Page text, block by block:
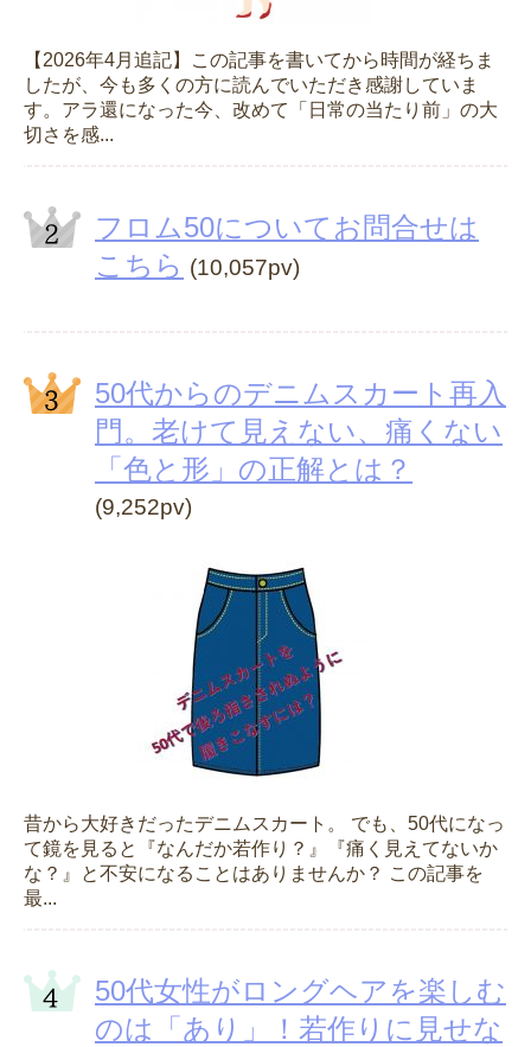
【2026年4月追記】この記事を書いてから時間が経ちま
したが、今も多くの方に読んでいただき感謝していま
す。アラ還になった今、改めて「日常の当たり前」の大
切さを感...
フロム50についてお問合せは
こちら (10,057pv)
50代からのデニムスカート再入
門。老けて見えない、痛くない
「色と形」の正解とは？
(9,252pv)
昔から大好きだったデニムスカート。 でも、50代になっ
て鏡を見ると『なんだか若作り？』『痛く見えてないか
な？』と不安になることはありませんか？ この記事を
最...
50代女性がロングヘアを楽しむ
のは「あり」！若作りに見せな